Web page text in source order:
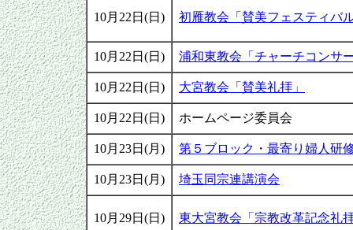
10月22日(日) 初雁教会「賛美フェスティバ
10月22日(日) 浦和東教会「チャーチコンサ
10月22日(日) 大宮教会「賛美礼拝」
10月22日(日) ホームページ委員会
10月23日(月) 第５ブロック・最寄り婦人研
10月23日(月) 埼玉同宗連講演会
10月29日(日) 東大宮教会「宗教改革記念礼